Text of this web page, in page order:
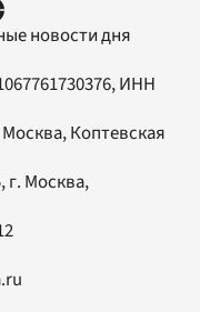
новости дня
ИНН
Коптевская
, г. Москва,